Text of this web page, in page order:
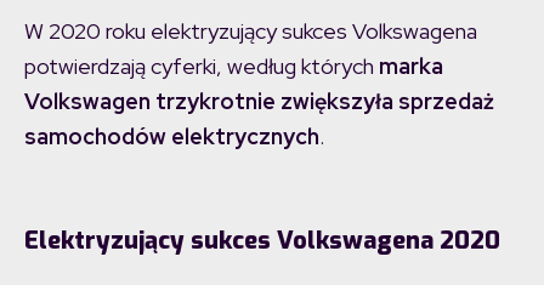
W 2020 roku elektryzujący sukces Volkswagena
potwierdzają cyferki, według których marka
Volkswagen trzykrotnie zwiększyła sprzedaż
samochodów elektrycznych.
Elektryzujący sukces Volkswagena 2020